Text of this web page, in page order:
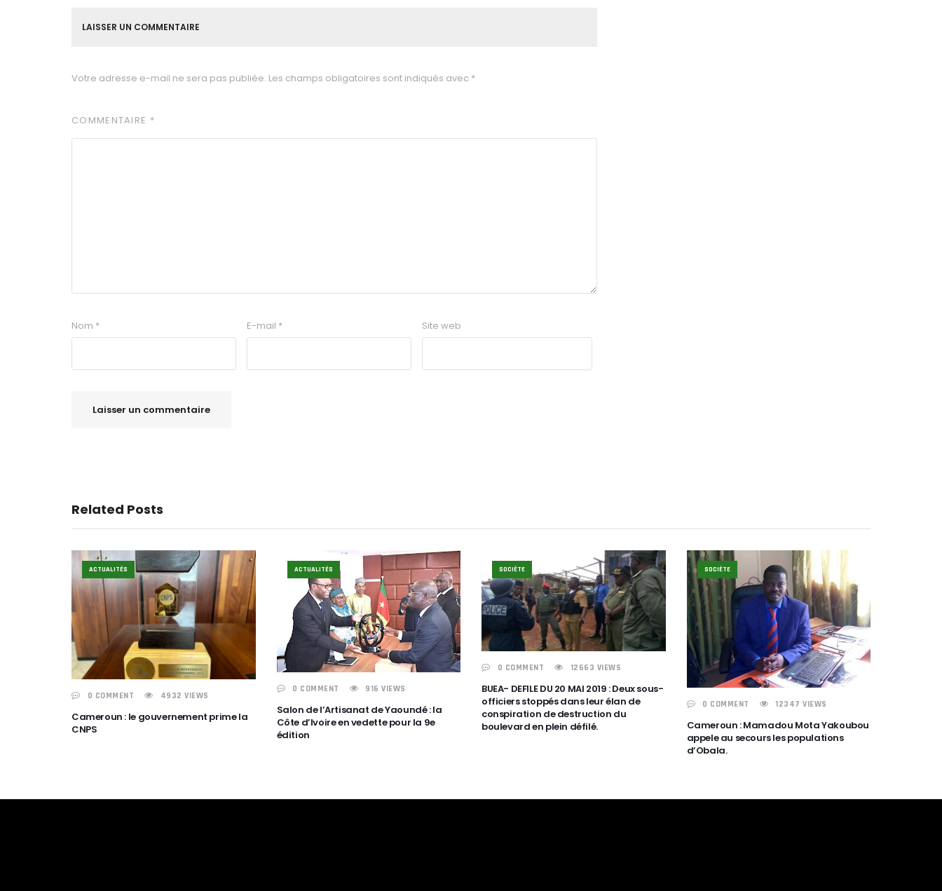
LAISSER UN COMMENTAIRE
Votre adresse e-mail ne sera pas publiée. Les champs obligatoires sont indiqués avec *
COMMENTAIRE *
Nom * E-mail * Site web
Related Posts
ACTUALITÉS
0 COMMENT 4932 VIEWS
Cameroun : le gouvernement prime la
CNPS
ACTUALITÉS
0 COMMENT 916 VIEWS
Salon de l’Artisanat de Yaoundé : la
Côte d’Ivoire en vedette pour la 9e
édition
SOCIÉTE
0 COMMENT 12663 VIEWS
BUEA- DEFILE DU 20 MAI 2019 : Deux sous-
officiers stoppés dans leur élan de
conspiration de destruction du
boulevard en plein défilé.
SOCIÉTE
0 COMMENT 12347 VIEWS
Cameroun : Mamadou Mota Yakoubou
appele au secours les populations
d’Obala.